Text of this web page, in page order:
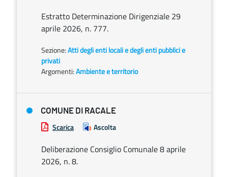
Estratto Determinazione Dirigenziale 29
aprile 2026, n. 777.
Sezione:Atti degli enti locali e degli enti pubblici e
privati
Argomenti:Ambiente e territorio
COMUNE DI RACALE
Scarica Ascolta
Deliberazione Consiglio Comunale 8 aprile
2026, n. 8.